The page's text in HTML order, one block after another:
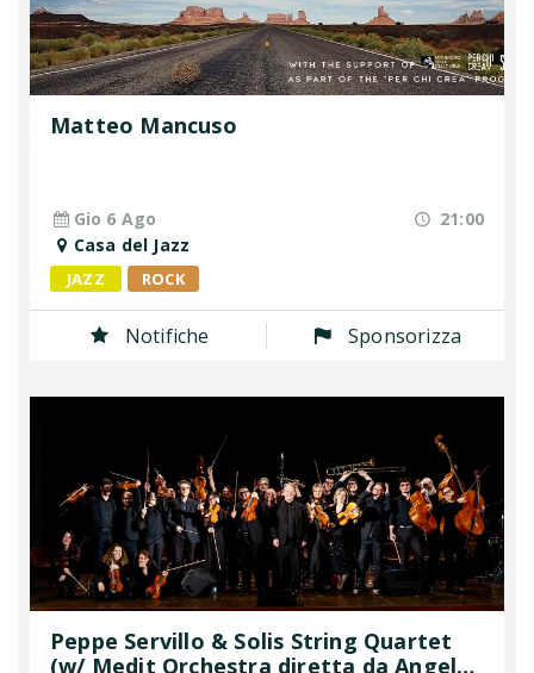
Matteo Mancuso
Gio 6 Ago
21:00
Casa del Jazz
JAZZ ROCK
Notifiche Sponsorizza
Peppe Servillo & Solis String Quartet
(w/ Medit Orchestra diretta da Angelo